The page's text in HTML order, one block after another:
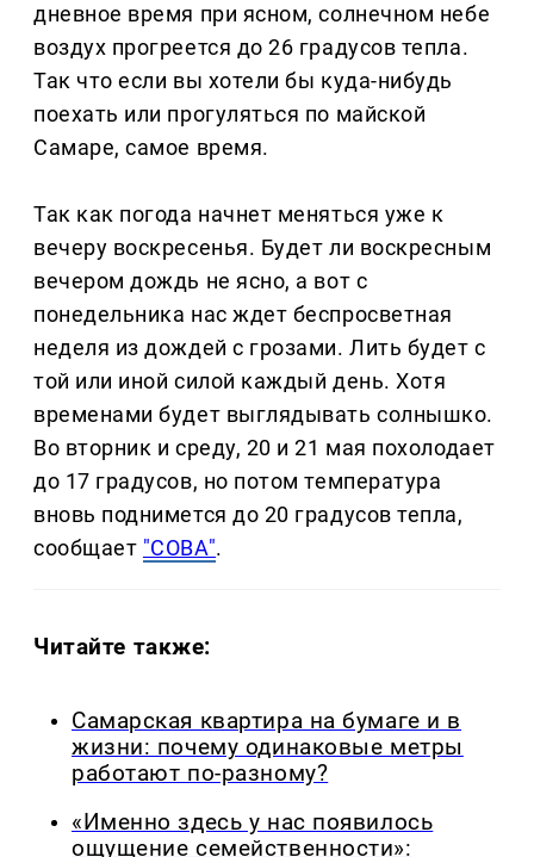
дневное время при ясном, солнечном небе
воздух прогреется до 26 градусов тепла.
Так что если вы хотели бы куда-нибудь
поехать или прогуляться по майской
Самаре, самое время.
Так как погода начнет меняться уже к
вечеру воскресенья. Будет ли воскресным
вечером дождь не ясно, а вот с
понедельника нас ждет беспросветная
неделя из дождей с грозами. Лить будет с
той или иной силой каждый день. Хотя
временами будет выглядывать солнышко.
Во вторник и среду, 20 и 21 мая похолодает
до 17 градусов, но потом температура
вновь поднимется до 20 градусов тепла,
сообщает "СОВА".
Читайте также:
Самарская квартира на бумаге и в
жизни: почему одинаковые метры
работают по-разному?
«Именно здесь у нас появилось
ощущение семейственности»: